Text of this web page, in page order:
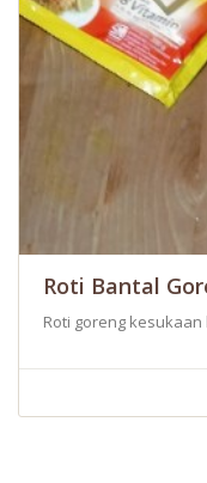
Roti Bantal
Roti goreng